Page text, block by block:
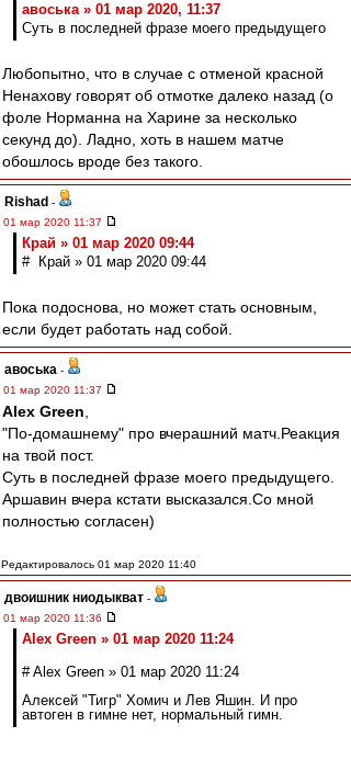
авоська » 01 мар 2020, 11:37
Суть в последней фразе моего предыдущего
Любопытно, что в случае с отменой красной
Ненахову говорят об отмотке далеко назад (о
фоле Норманна на Харине за несколько
секунд до). Ладно, хоть в нашем матче
обошлось вроде без такого.
Rishad -
01 мар 2020 11:37
Край » 01 мар 2020 09:44
# Край » 01 мар 2020 09:44
Пока подоснова, но может стать основным,
если будет работать над собой.
авоська -
01 мар 2020 11:37
Alex Green
"По-домашнему" про вчерашний матч.Реакция
на твой пост.
Суть в последней фразе моего предыдущего.
Аршавин вчера кстати высказался.Со мной
полностью согласен)
Редактировалось 01 мар 2020 11:40
двоишник ниодыкват -
01 мар 2020 11:36
Alex Green » 01 мар 2020 11:24
# Alex Green » 01 мар 2020 11:24
Алексей "Тигр" Хомич и Лев Яшин. И про
автоген в гимне нет, нормальный гимн.